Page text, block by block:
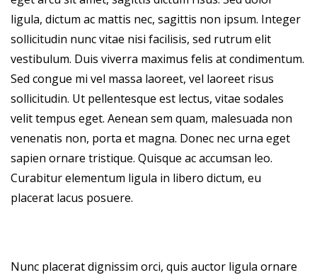
ligula, dictum ac mattis nec, sagittis non ipsum. Integer
sollicitudin nunc vitae nisi facilisis, sed rutrum elit
vestibulum. Duis viverra maximus felis at condimentum.
Sed congue mi vel massa laoreet, vel laoreet risus
sollicitudin. Ut pellentesque est lectus, vitae sodales
velit tempus eget. Aenean sem quam, malesuada non
venenatis non, porta et magna. Donec nec urna eget
sapien ornare tristique. Quisque ac accumsan leo.
Curabitur elementum ligula in libero dictum, eu
placerat lacus posuere.
Nunc placerat dignissim orci, quis auctor ligula ornare